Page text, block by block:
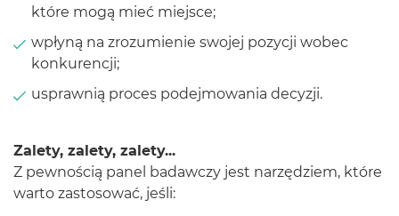
które mogą mieć miejsce;
wpłyną na zrozumienie swojej pozycji wobec
konkurencji;
usprawnią proces podejmowania decyzji.
Zalety, zalety, zalety...
Z pewnością panel badawczy jest narzędziem, które
warto zastosować, jeśli: